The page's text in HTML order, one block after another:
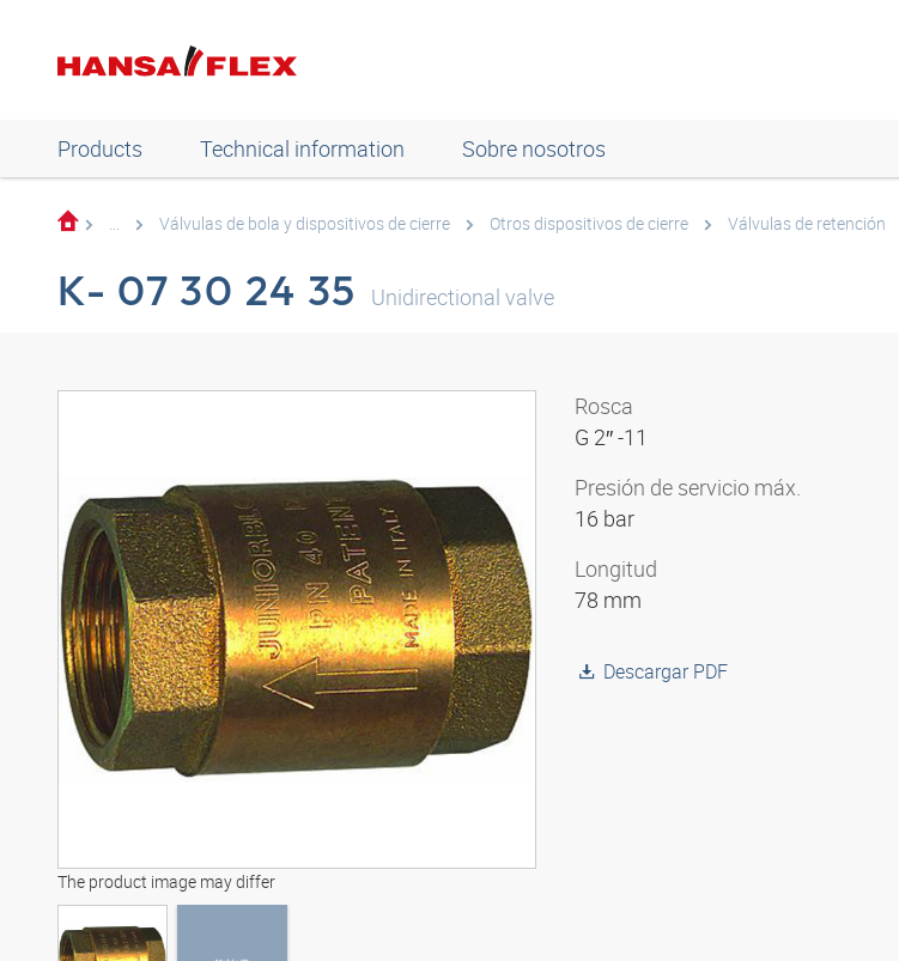
Products Technical information Sobre nosotros
... Válvulas de bola y dispositivos de cierre Otros dispositivos de cierre Válvulas de retención
K- 07 30 24 35 Unidirectional valve
The product image may differ
Modelo 3D
Rosca
G 2″ -11
Presión de servicio máx.
16 bar
Longitud
78 mm
Descargar PDF